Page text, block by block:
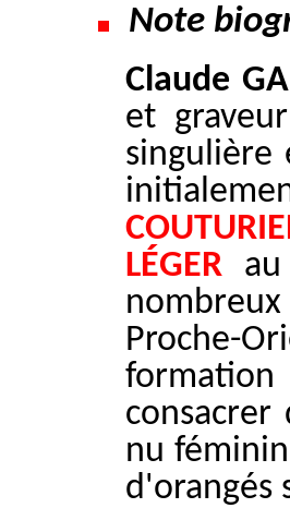
Note
Claude
et
singulière
LÉGER
Proche-
nu
d'orangés